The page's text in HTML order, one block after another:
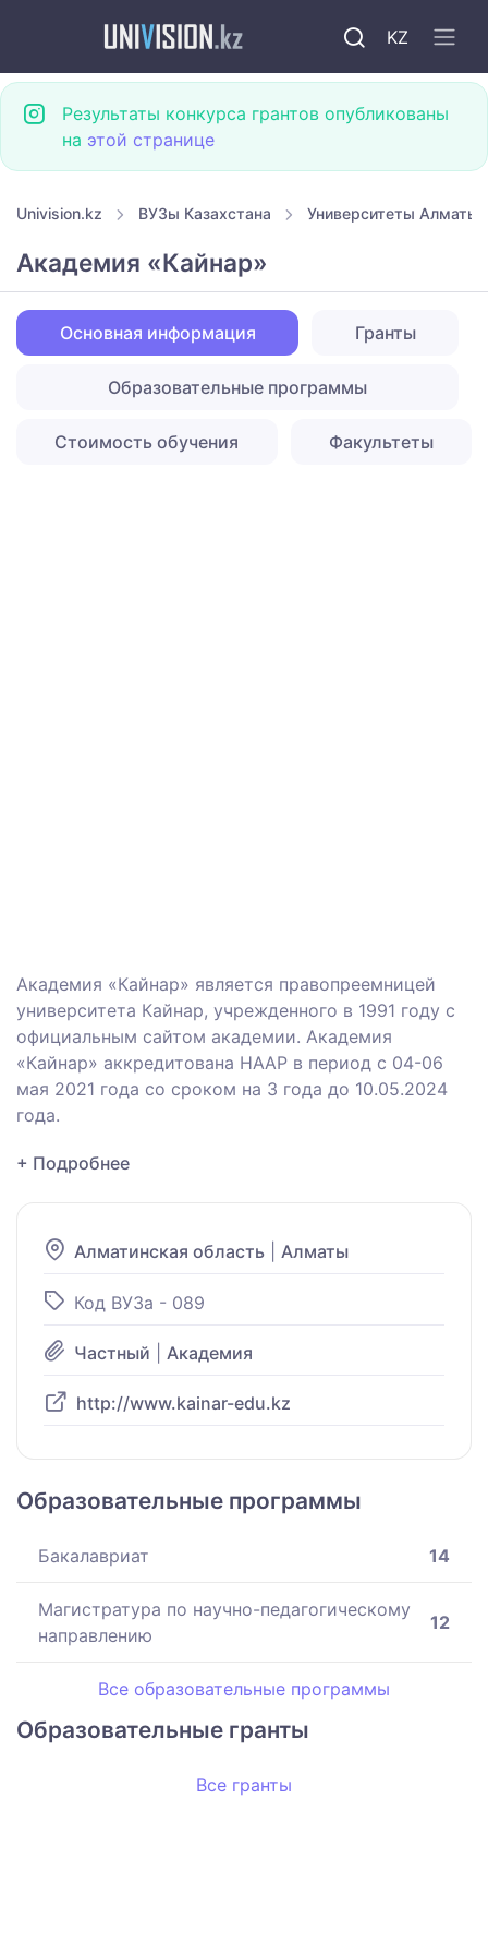
KZ
Результаты конкурса грантов опубликованы
на этой странице
Univision.kz ВУЗы Казахстана Университеты Алматы
Академия «Кайнар»
Основная информация Гранты
Образовательные программы
Стоимость обучения Факультеты
Академия «Кайнар» является правопреемницей
университета Кайнар, учрежденного в 1991 году с
официальным сайтом академии. Академия
«Кайнар» аккредитована НААР в период с 04-06
мая 2021 года со сроком на 3 года до 10.05.2024
года.
+ Подробнее
Алматинская область Алматы
Код ВУЗа - 089
Частный Академия
http://www.kainar-edu.kz
Образовательные программы
Бакалавриат 14
Магистратура по научно-педагогическому
направлению
12
Все образовательные программы
Образовательные гранты
Все гранты